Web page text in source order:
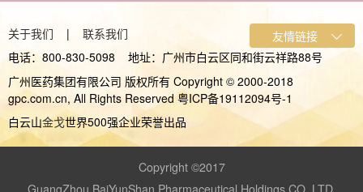
关于我们 | 联系我们
电话：800-830-5098 地址：广州市白云区同和街云祥路88号
广州医药集团有限公司 版权所有 Copyright © 2000-2018
gpc.com.cn, All Rights Reserved 粤ICP备19112094号-1
白云山金戈世界500强企业荣誉出品
Copyright ©2017